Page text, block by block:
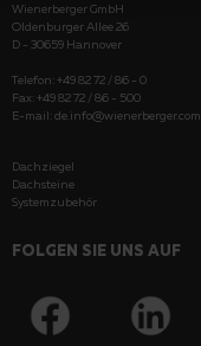
Wienerberger GmbH
Oldenburger Allee 26
D - 30659 Hannover
Telefon: +49 82 72 / 86 - 0
Fax: +49 82 72 / 86 - 500
E-mail: de.info@wienerberger.com
Dachziegel
Dachsteine
Systemzubehör
FOLGEN SIE UNS AUF